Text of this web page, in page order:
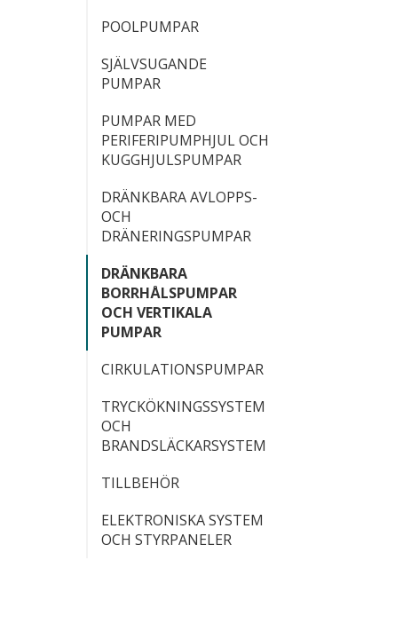
POOLPUMPAR
SJÄLVSUGANDE
PUMPAR
PUMPAR MED
PERIFERIPUMPHJUL OCH
KUGGHJULSPUMPAR
DRÄNKBARA AVLOPPS-
OCH
DRÄNERINGSPUMPAR
DRÄNKBARA
BORRHÅLSPUMPAR
OCH VERTIKALA
PUMPAR
CIRKULATIONSPUMPAR
TRYCKÖKNINGSSYSTEM
OCH
BRANDSLÄCKARSYSTEM
TILLBEHÖR
ELEKTRONISKA SYSTEM
OCH STYRPANELER